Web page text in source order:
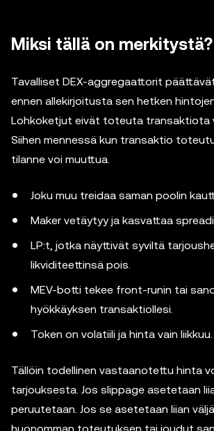
Miksi tällä on merkitystä?
Tavalliset DEX-aggregaattorit
ennen allekirjoitusta sen hetken
Lohkoketjut eivät toteuta transaktiota
Siihen mennessä kun transaktio
tilanne voi muuttua.
Joku muu treidaa saman poolin
Maker vetäytyy ja kasvattaa
LP:t, jotka näyttivät syviltä
likviditeettinsä pois.
MEV-botti tekee front-runin tai
hyökkäyksen transaktiollesi.
Token on volatiili ja hinta vain liikkuu.
Tällöin todellinen vastaanotettu hinta
tarjouksesta. Jos slippage asetetaan
peruutetaan. Jos se asetetaan liian